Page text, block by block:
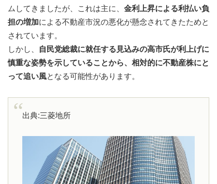
ムしてきましたが、これは主に、 金利上昇による利払い負
担の増加による不動産市況の悪化が懸念されてきたためと
されています。
しかし、
自民党総裁に就任する見込みの高市氏が利上げに
慎重な姿勢を示していることから、相対的に不動産株にと
って追い風となる可能性があります。
出典:三菱地所